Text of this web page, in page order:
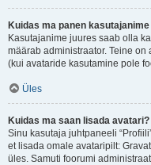
Kuidas ma panen
Kasutajanime juures saab olla
määrab administraator. Teine
(kui avataride kasutamine pole
Üles
Kuidas ma saan lisada avatari?
Sinu kasutaja juhtpaneeli
et lisada omale avataripilt:
üles. Samuti foorumi